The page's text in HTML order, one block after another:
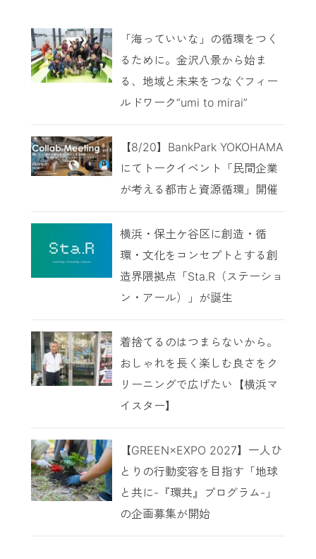
「海っていいな」の循環をつく
るために。金沢八景から始ま
る、地域と未来をつなぐフィー
ルドワーク“umi to mirai”
【8/20】BankPark YOKOHAMA
にてトークイベント「民間企業
が考える都市と資源循環」開催
横浜・保土ケ谷区に創造・循
環・文化をコンセプトとする創
造界隈拠点「Sta.R（ステーショ
ン・アール）」が誕生
着捨てるのはつまらないから。
おしゃれを長く楽しむ良さをク
リーニングで広げたい【横浜マ
イスター】
【GREEN×EXPO 2027】一人ひ
とりの行動変容を目指す「地球
と共に-『環共』プログラム-」
の企画募集が開始